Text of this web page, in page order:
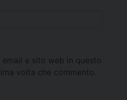
e sito web in questo
volta che commento.